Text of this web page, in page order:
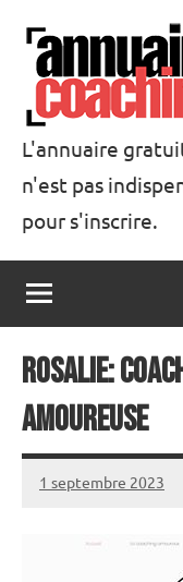
contenu
Annuaire
Coaching
L'annuaire
n'est pas
pour s'inscrire.
Rosalie:
amoureuse
1 septembre 2023
annuairecoaching